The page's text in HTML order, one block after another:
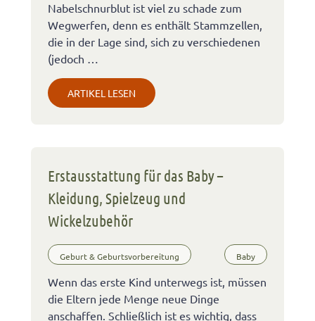
Nabelschnurblut ist viel zu schade zum
Wegwerfen, denn es enthält Stammzellen,
die in der Lage sind, sich zu verschiedenen
(jedoch …
ARTIKEL LESEN
Erstausstattung für das Baby –
Kleidung, Spielzeug und
Wickelzubehör
Geburt & Geburtsvorbereitung Baby
Wenn das erste Kind unterwegs ist, müssen
die Eltern jede Menge neue Dinge
anschaffen. Schließlich ist es wichtig, dass